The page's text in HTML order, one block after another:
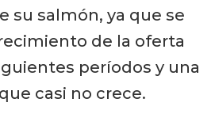
su salmón, ya que se
de la oferta
períodos y una
casi no crece.